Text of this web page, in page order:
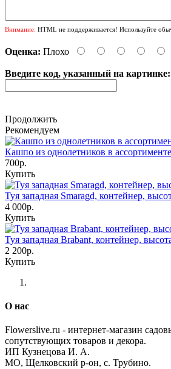
Внимание: HTML не поддерживается! Используйте
Оценка: Плохо
Введите код, указанный на картинке:
Продолжить
Рекомендуем
Кашпо из однолетников в ассортименте
700р.
Купить
Туя западная Smaragd, контейнер,
4 000р.
Купить
Туя западная Brabant, контейнер,
2 200р.
Купить
О нас
Flowerslive.ru - интернет-магазин
сопутствующих товаров и декора.
ИП Кузнецова И. А.
МО, Щелковский р-он, с. Трубино.